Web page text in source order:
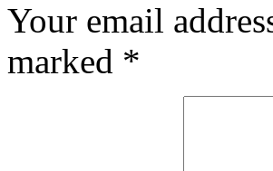
Your email
marked *